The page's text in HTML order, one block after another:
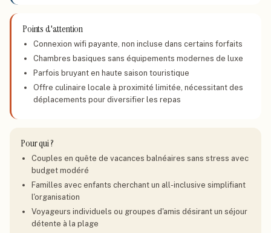
Points d'attention
Connexion wifi payante, non incluse dans certains forfaits
Chambres basiques sans équipements modernes de luxe
Parfois bruyant en haute saison touristique
Offre culinaire locale à proximité limitée, nécessitant des
déplacements pour diversifier les repas
Pour qui ?
Couples en quête de vacances balnéaires sans stress avec
budget modéré
Familles avec enfants cherchant un all-inclusive simplifiant
l'organisation
Voyageurs individuels ou groupes d'amis désirant un séjour
détente à la plage